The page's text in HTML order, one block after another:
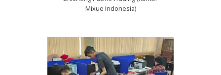
Mixue Indonesia)